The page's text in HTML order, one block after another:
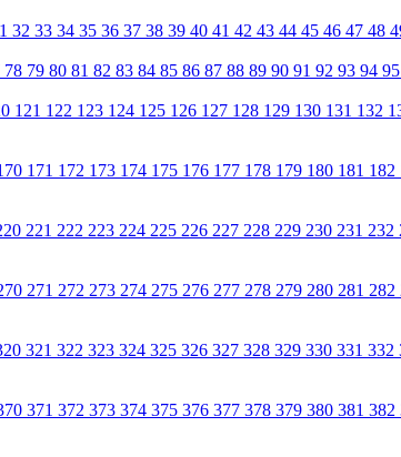
32 33 34 35 36 37 38 39 40 41 42 43 44 45 46 47 48
78 79 80 81 82 83 84 85 86 87 88 89 90 91 92 93 94 95
121 122 123 124 125 126 127 128 129 130 131 132
171 172 173 174 175 176 177 178 179 180 181 182
221 222 223 224 225 226 227 228 229 230 231 232
271 272 273 274 275 276 277 278 279 280 281 282
321 322 323 324 325 326 327 328 329 330 331 332
371 372 373 374 375 376 377 378 379 380 381 382